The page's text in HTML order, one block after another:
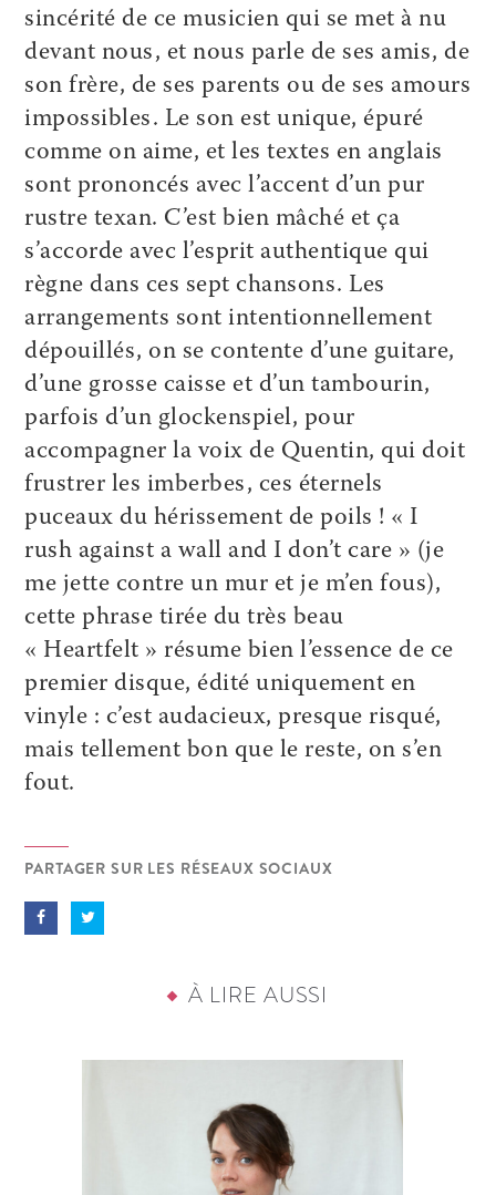
sincérité de ce musicien qui se met à nu
devant nous, et nous parle de ses amis, de
son frère, de ses parents ou de ses amours
impossibles. Le son est unique, épuré
comme on aime, et les textes en anglais
sont prononcés avec l’accent d’un pur
rustre texan. C’est bien mâché et ça
s’accorde avec l’esprit authentique qui
règne dans ces sept chansons. Les
arrangements sont intentionnellement
dépouillés, on se contente d’une guitare,
d’une grosse caisse et d’un tambourin,
parfois d’un glockenspiel, pour
accompagner la voix de Quentin, qui doit
frustrer les imberbes, ces éternels
puceaux du hérissement de poils ! « I
rush against a wall and I don’t care » (je
me jette contre un mur et je m’en fous),
cette phrase tirée du très beau
« Heartfelt » résume bien l’essence de ce
premier disque, édité uniquement en
vinyle : c’est audacieux, presque risqué,
mais tellement bon que le reste, on s’en
fout.
PARTAGER SUR LES RÉSEAUX SOCIAUX
À LIRE AUSSI